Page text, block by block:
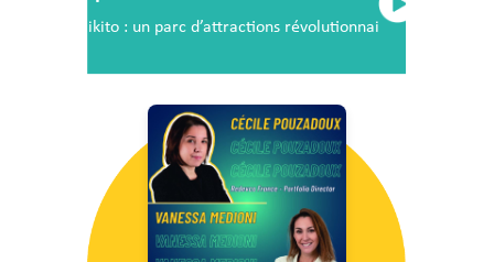
Nikito : un parc d’attractions révolutionnaire en plein